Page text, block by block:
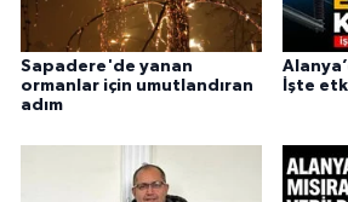
Sapadere'de yanan
ormanlar için umutlandıran
adım
İşte